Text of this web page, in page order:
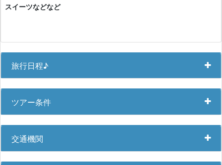
スイーツなどなど
旅行日程♪
ツアー条件
交通機関